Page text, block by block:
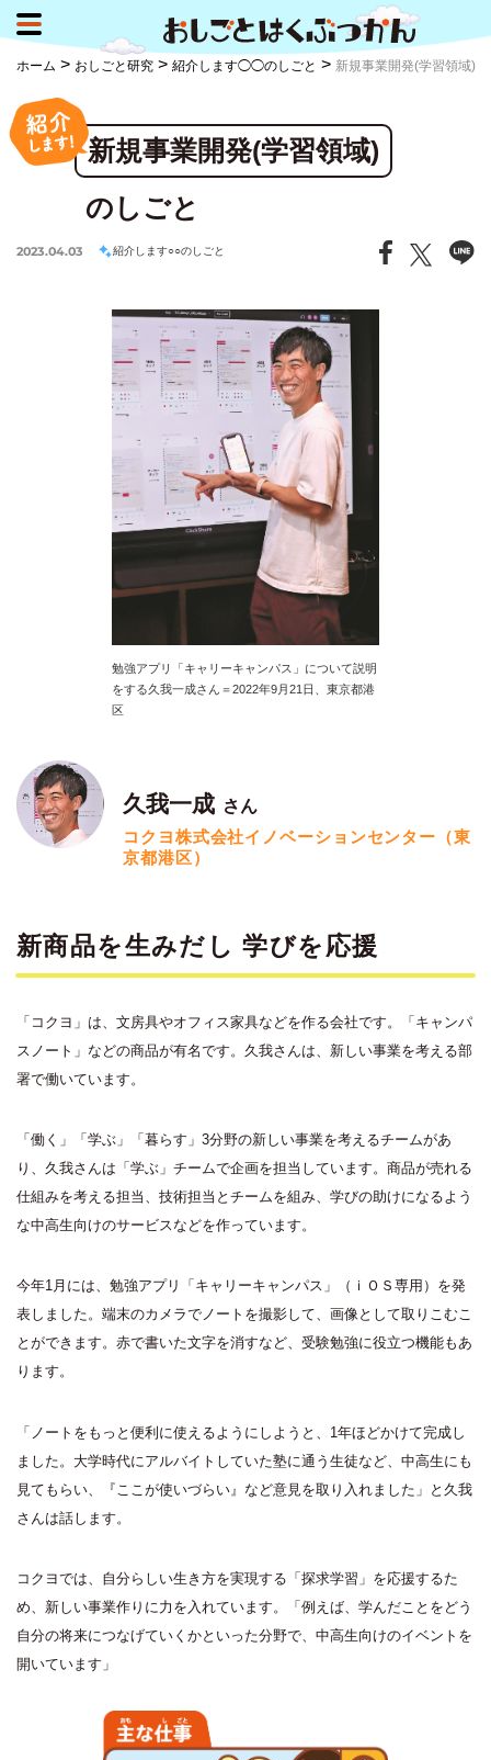
ホーム > おしごと研究 > 紹介します◯◯のしごと > 新規事業開発(学習領域)
新規事業開発(学習領域)
のしごと
2023.04.03 紹介します○○のしごと
勉強アプリ「キャリーキャンパス」について説明
をする久我一成さん＝2022年9月21日、東京都港
区
久我一成 さん
コクヨ株式会社イノベーションセンター（東
京都港区）
新商品を生みだし 学びを応援
「コクヨ」は、文房具やオフィス家具などを作る会社です。「キャンパ
スノート」などの商品が有名です。久我さんは、新しい事業を考える部
署で働いています。
「働く」「学ぶ」「暮らす」3分野の新しい事業を考えるチームがあ
り、久我さんは「学ぶ」チームで企画を担当しています。商品が売れる
仕組みを考える担当、技術担当とチームを組み、学びの助けになるよう
な中高生向けのサービスなどを作っています。
今年1月には、勉強アプリ「キャリーキャンパス」（ｉＯＳ専用）を発
表しました。端末のカメラでノートを撮影して、画像として取りこむこ
とができます。赤で書いた文字を消すなど、受験勉強に役立つ機能もあ
ります。
「ノートをもっと便利に使えるようにしようと、1年ほどかけて完成し
ました。大学時代にアルバイトしていた塾に通う生徒など、中高生にも
見てもらい、『ここが使いづらい』など意見を取り入れました」と久我
さんは話します。
コクヨでは、自分らしい生き方を実現する「探求学習」を応援するた
め、新しい事業作りに力を入れています。「例えば、学んだことをどう
自分の将来につなげていくかといった分野で、中高生向けのイベントを
開いています」